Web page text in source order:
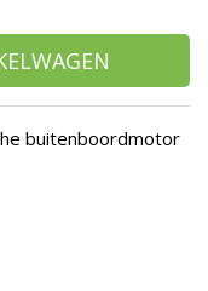
buitenboordmotor